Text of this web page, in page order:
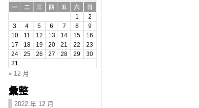
一
二 三 四 五 六
日
1
2
3
4 5 6 7 8
9
10
11 12 13 14 15
16
17
18 19 20 21 22
23
24
25 26 27 28 29
30
31
« 12 月
彙整
2022 年 12 月